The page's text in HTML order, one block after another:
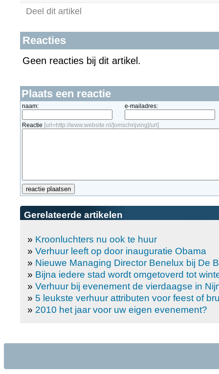
Deel dit artikel
Reacties
Geen reacties bij dit artikel.
Plaats een reactie
naam: e-mailadres:
Reactie [url=http://www.website.nl/]omschrijving[/url]
Gerelateerde artikelen
» Kroonluchters nu ook te huur
» Verhuur leeft op door inauguratie Obama
» Nieuwe Managing Director Benelux bij De
» Bijna iedere stad wordt omgetoverd tot
» Verhuur bij evenement de vierdaagse in
» 5 leukste verhuur attributen voor feest of
» 2010 het jaar voor uw eigen evenement?